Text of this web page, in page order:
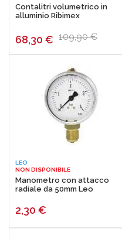
Contalitri volumetrico in
alluminio Ribimex
68,30 € 109,90 €
LEO
NON DISPONIBILE
Manometro con attacco
radiale da 50mm Leo
2,30 €